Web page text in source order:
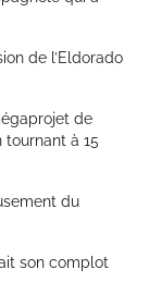
de l’Eldorado
de
à 15
du
son complot